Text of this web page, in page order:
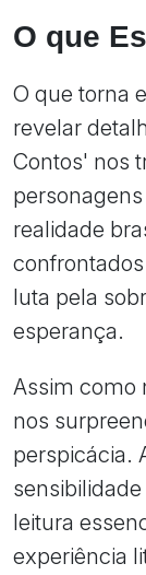
O que
O que torna
revelar
Contos' nos
realidade
luta pela
esperança.
Assim como
nos
perspicácia.
leitura
experiência